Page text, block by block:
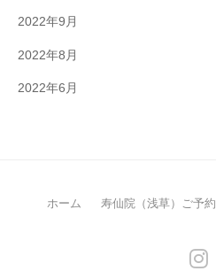
2022年9月
2022年8月
2022年6月
ホーム 寿仙院（浅草）ご予約
メ